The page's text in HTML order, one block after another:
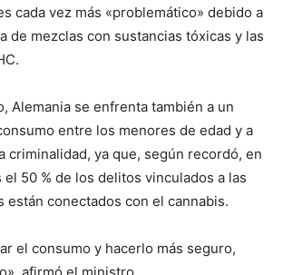
cada vez más «problemático» debido a
de mezclas con sustancias tóxicas y las
Alemania se enfrenta también a un
entre los menores de edad y a
criminalidad, ya que, según recordó, en
50 % de los delitos vinculados a las
están conectados con el cannabis.
el consumo y hacerlo más seguro,